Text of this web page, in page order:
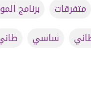
متفرقات برنامج
ساسي